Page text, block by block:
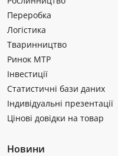
Переробка
Логістика
Тваринництво
Ринок МТР
Інвестиції
Статистичні бази даних
Індивідуальні презентації
Цінові довідки на товар
Новини